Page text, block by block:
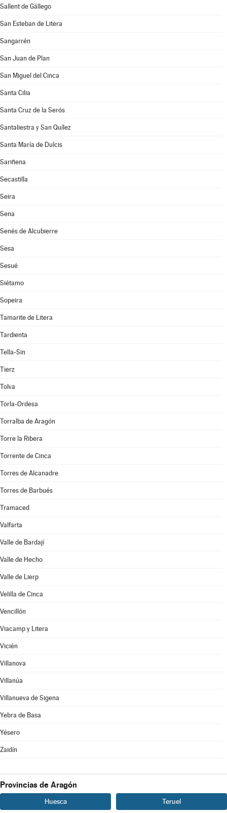
Sallent de Gállego
San Esteban de Litera
Sangarrén
San Juan de Plan
San Miguel del Cinca
Santa Cilia
Santa Cruz de la Serós
Santaliestra y San Quílez
Santa María de Dulcis
Sariñena
Secastilla
Seira
Sena
Senés de Alcubierre
Sesa
Sesué
Siétamo
Sopeira
Tamarite de Litera
Tardienta
Tella-Sin
Tierz
Tolva
Torla-Ordesa
Torralba de Aragón
Torre la Ribera
Torrente de Cinca
Torres de Alcanadre
Torres de Barbués
Tramaced
Valfarta
Valle de Bardají
Valle de Hecho
Valle de Lierp
Velilla de Cinca
Vencillón
Viacamp y Litera
Vicién
Villanova
Villanúa
Villanueva de Sigena
Yebra de Basa
Yésero
Zaidín
Provincias de Aragón
Huesca Teruel